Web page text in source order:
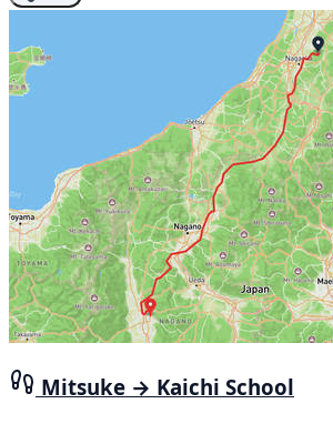
Mitsuke → Kaichi School